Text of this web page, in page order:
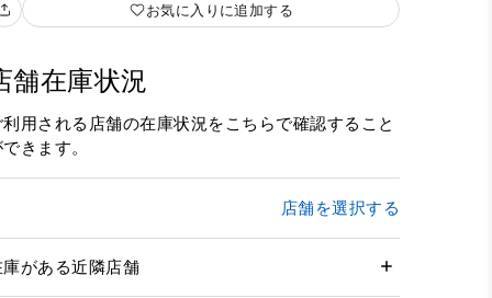
お気に入りに追加する
舗在庫状況
利用される店舗の在庫状況をこちらで確認すること
きます。
店舗を選択する
庫がある近隣店舗